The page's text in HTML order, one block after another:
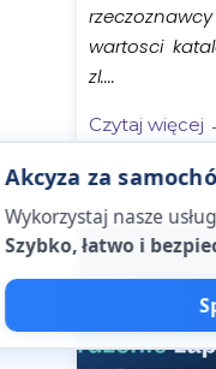
Akcyza za
Wykorzystaj nasze
Szybko, łatwo i
wartosci
zl....
Czytaj więcej